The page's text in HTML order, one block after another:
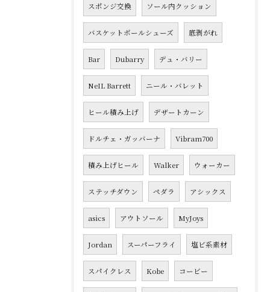
スポンジ交換 ソール内クッション
バスケットボールシューズ 底剥がれ
Bar Dubarry デュ・バリー
NeIL Barrett ニール・バレット
ヒール積み上げ デザートカーン
ドルチェ・ガッバーナ Vibram700
積み上げヒール Walker ウォーカー
ステッチダウン ペダラ アシックス
asics アウトソール MyJoys
Jordan スーパーフライ 塩ビ系素材
スパイクレス Kobe コービー